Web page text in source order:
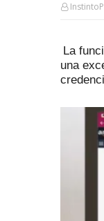
La
una